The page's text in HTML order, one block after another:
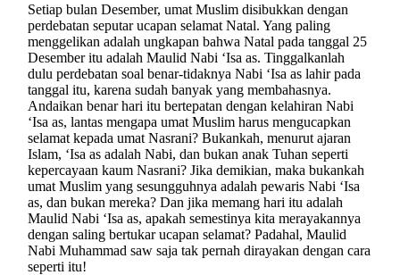
Setiap bulan Desember, umat Muslim disibukkan dengan
perdebatan seputar ucapan selamat Natal. Yang paling
menggelikan adalah ungkapan bahwa Natal pada tanggal 25
Desember itu adalah Maulid Nabi ‘Isa as. Tinggalkanlah
dulu perdebatan soal benar-tidaknya Nabi ‘Isa as lahir pada
tanggal itu, karena sudah banyak yang membahasnya.
Andaikan benar hari itu bertepatan dengan kelahiran Nabi
‘Isa as, lantas mengapa umat Muslim harus mengucapkan
selamat kepada umat Nasrani? Bukankah, menurut ajaran
Islam, ‘Isa as adalah Nabi, dan bukan anak Tuhan seperti
kepercayaan kaum Nasrani? Jika demikian, maka bukankah
umat Muslim yang sesungguhnya adalah pewaris Nabi ‘Isa
as, dan bukan mereka? Dan jika memang hari itu adalah
Maulid Nabi ‘Isa as, apakah semestinya kita merayakannya
dengan saling bertukar ucapan selamat? Padahal, Maulid
Nabi Muhammad saw saja tak pernah dirayakan dengan cara
seperti itu!